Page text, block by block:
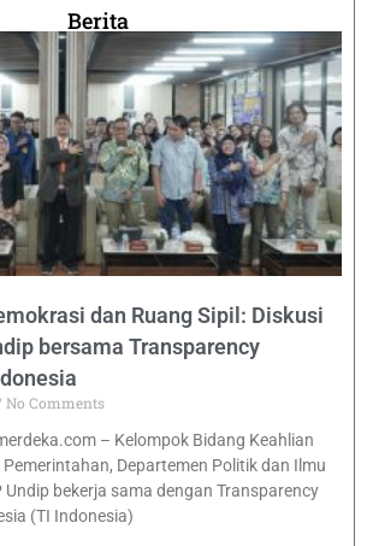
Berita
dan Ruang Sipil: Diskusi
bersama Transparency
No Comments
– Kelompok Bidang Keahlian
Departemen Politik dan Ilmu
Undip bekerja sama dengan Transparency
(TI Indonesia)